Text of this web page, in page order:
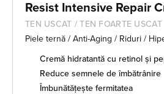
Resist Intensive Repair
TEN USCAT / TEN FOARTE USCAT
Piele ternă / Anti-Aging / Riduri /
Cremă hidratantă cu retinol și
Reduce semnele de îmbătrânire
Îmbunătățește fermitatea